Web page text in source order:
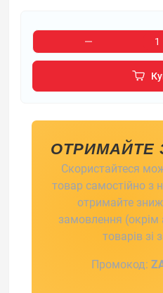
ОТРИМАЙТЕ
Скористайтеся
товар самостійно з
отримайте
замовлення (окрім
товарів зі
Промокод: